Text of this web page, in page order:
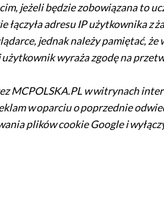
jeżeli będzie zobowiązana to
adresu IP użytkownika
jednak należy pamiętać,
wyraża zgodę na
MCPOLSKA.PL w witrynach
w oparciu o poprzednie
plików cookie Google i